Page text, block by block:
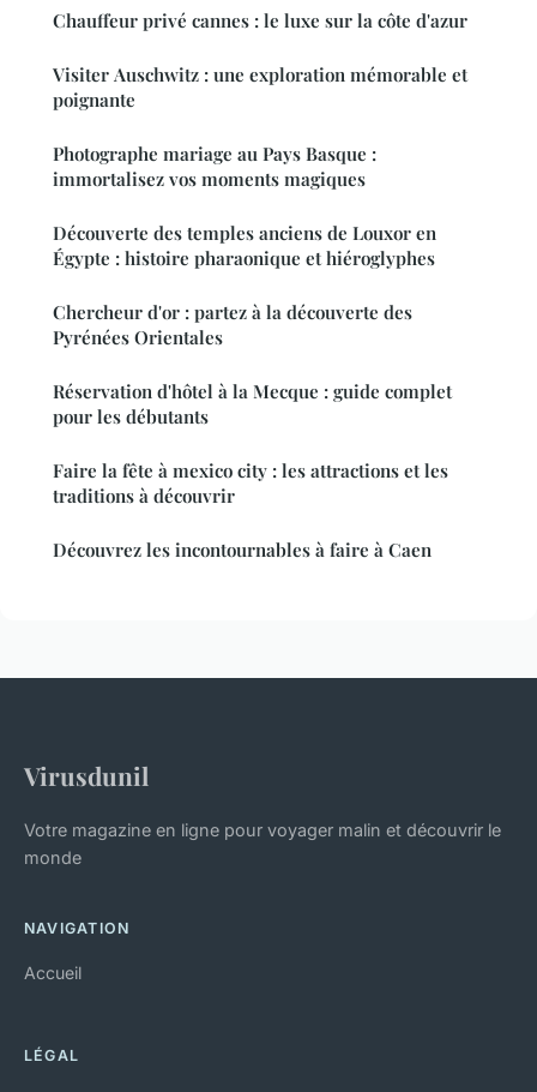
Chauffeur privé cannes : le luxe sur la côte d'azur
Visiter Auschwitz : une exploration mémorable et
poignante
Photographe mariage au Pays Basque :
immortalisez vos moments magiques
Découverte des temples anciens de Louxor en
Égypte : histoire pharaonique et hiéroglyphes
Chercheur d'or : partez à la découverte des
Pyrénées Orientales
Réservation d'hôtel à la Mecque : guide complet
pour les débutants
Faire la fête à mexico city : les attractions et les
traditions à découvrir
Découvrez les incontournables à faire à Caen
Virusdunil
Votre magazine en ligne pour voyager malin et découvrir le
monde
NAVIGATION
Accueil
LÉGAL